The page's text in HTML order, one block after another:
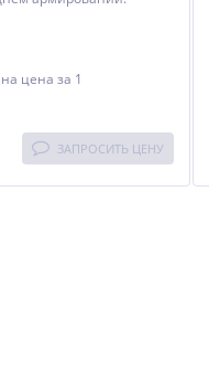
цена за 1
ЗАПРОСИТЬ ЦЕНУ